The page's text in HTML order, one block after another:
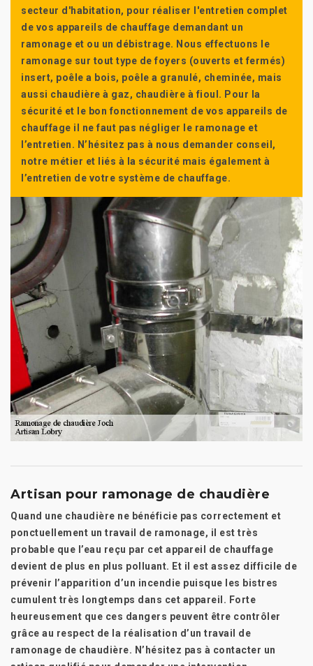
secteur d'habitation, pour réaliser l'entretien complet
de vos appareils de chauffage demandant un
ramonage et ou un débistrage. Nous effectuons le
ramonage sur tout type de foyers (ouverts et fermés)
insert, poêle a bois, poêle a granulé, cheminée, mais
aussi chaudière à gaz, chaudière à fioul. Pour la
sécurité et le bon fonctionnement de vos appareils de
chauffage il ne faut pas négliger le ramonage et
l’entretien. N’hésitez pas à nous demander conseil,
notre métier et liés à la sécurité mais également à
l’entretien de votre système de chauffage.
Artisan pour ramonage de chaudière
Quand une chaudière ne bénéficie pas correctement et
ponctuellement un travail de ramonage, il est très
probable que l’eau reçu par cet appareil de chauffage
devient de plus en plus polluant. Et il est assez difficile de
prévenir l’apparition d’un incendie puisque les bistres
cumulent très longtemps dans cet appareil. Forte
heureusement que ces dangers peuvent être contrôler
grâce au respect de la réalisation d’un travail de
ramonage de chaudière. N’hésitez pas à contacter un